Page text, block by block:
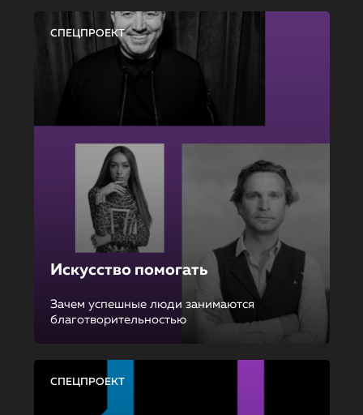
СПЕЦПРОЕКТ
Искусство помогать
Зачем успешные люди занимаются
благотворительностью
СПЕЦПРОЕКТ